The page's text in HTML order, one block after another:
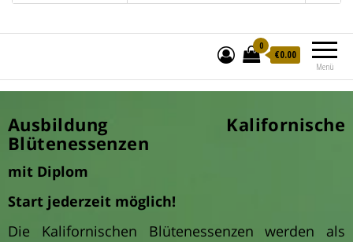
Menü
0
€0.00
Ausbildung Kalifornische
Blütenessenzen
mit Diplom
Start jederzeit möglich!
Die Kalifornischen Blütenessenzen werden als